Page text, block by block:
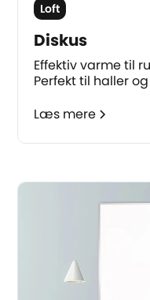
Loft
Diskus
Effektiv varme til
Perfekt til haller
Læs mere